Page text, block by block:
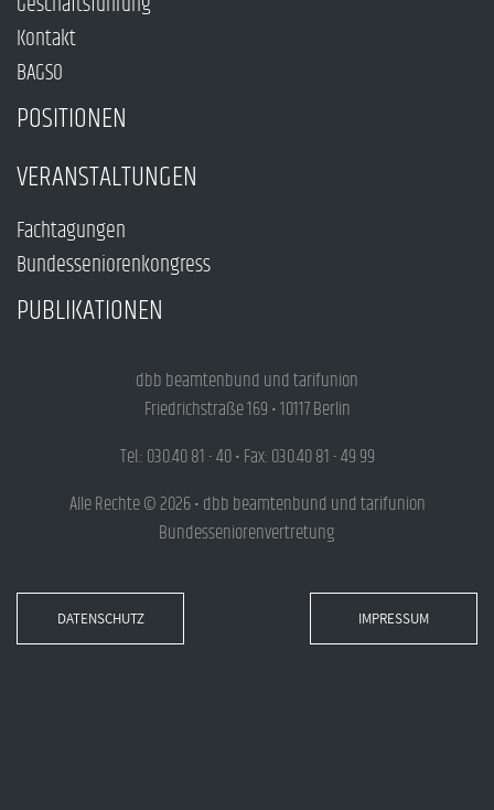
Kontakt
BAGSO
POSITIONEN
VERANSTALTUNGEN
Fachtagungen
Bundesseniorenkongress
PUBLIKATIONEN
dbb beamtenbund und tarifunion
Friedrichstraße 169 • 10117 Berlin
Tel.: 030.40 81 - 40 • Fax: 030.40 81 - 49 99
Alle Rechte © 2026 • dbb beamtenbund und tarifunion
Bundesseniorenvertretung
DATENSCHUTZ IMPRESSUM